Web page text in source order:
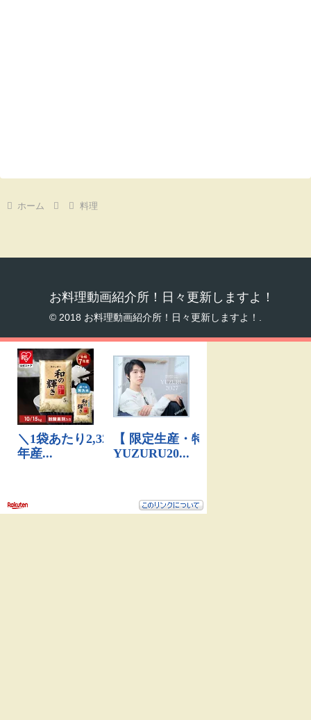
ホーム 料理
お料理動画紹介所！日々更新しますよ！
© 2018 お料理動画紹介所！日々更新しますよ！.